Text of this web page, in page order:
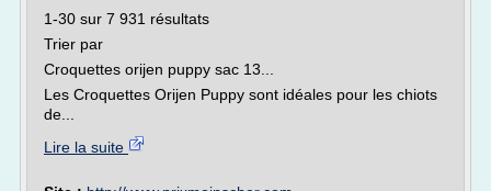
1-30 sur 7 931 résultats
Trier par
Croquettes orijen puppy sac 13...
Les Croquettes Orijen Puppy sont idéales pour les chiots
de...
Lire la suite